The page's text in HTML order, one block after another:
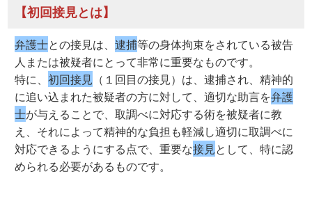
【初回接見とは】
弁護士との接見は、逮捕等の身体拘束をされている被告
人または被疑者にとって非常に重要なものです。
特に、初回接見 （１回目の接見）は、逮捕され、精神的
に追い込まれた被疑者の方に対して、適切な助言を弁護
士が与えることで、取調べに対応する術を被疑者に教
え、それによって精神的な負担も軽減し適切に取調べに
対応できるようにする点で、重要な接見として、特に認
められる必要があるものです。